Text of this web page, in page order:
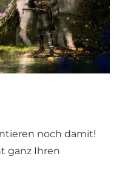
noch damit!
ganz Ihren